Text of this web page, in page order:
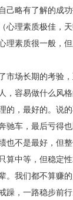
略有了解的成功
心理素质极佳，
理素质很一般，
场长期的考验，
，容易做什么风
，最好的。说的
车，最后亏得也
也不是最好，但
算中等，但稳定
。我们都不算赚
躁，一路稳步前行